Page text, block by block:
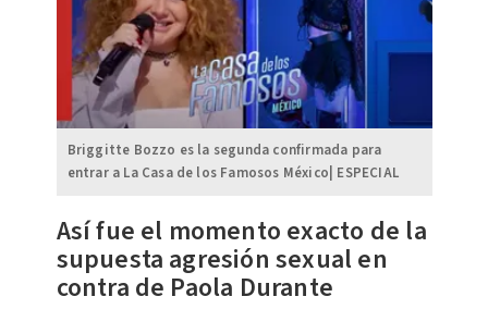
Briggitte Bozzo es la segunda confirmada para
entrar a La Casa de los Famosos México| ESPECIAL
Así fue el momento exacto de la
supuesta agresión sexual en
contra de Paola Durante